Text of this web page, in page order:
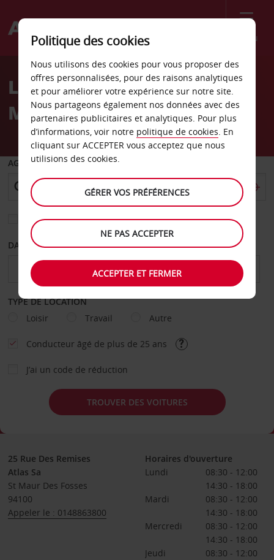
Menu
Welcome
AvisLocation de voiture Saint-
Maur
AGENCE DE DÉPART
Sélectionnez une autre agence de retour
DATE DE DÉPART DATE DE RETOUR
TYPE DE LOCATION
Loisir
Travail Autre
Conducteur âgé de plus de 25 ans
J’ai un code de réduction
TROUVER DES VOITURES
25 Rue Des Remises
Atlas Sa
St Maur Des Fosses
94100
Appeler le : 0148863800
Horaires d'ouverture
Lundi
08:30 - 12:00
14:30 - 18:00
Mardi
08:30 - 12:00
14:30 - 18:00
Mercredi
08:30 - 12:00
14:30 - 18:00
Jeudi
08:30 - 12:00
Politique des cookies
Nous utilisons des cookies pour vous proposer des
offres personnalisées, pour des raisons analytiques
et pour améliorer votre expérience sur notre site.
Nous partageons également nos données avec des
partenaires publicitaires et analytiques. Pour plus
d’informations, voir notre politique de cookies. En
cliquant sur ACCEPTER vous acceptez que nous
utilisions des cookies.
GÉRER VOS PRÉFÉRENCES
NE PAS ACCEPTER
ACCEPTER ET FERMER